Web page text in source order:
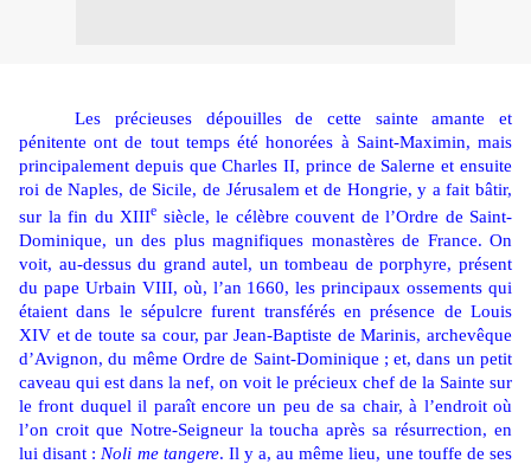
Les précieuses dépouilles de cette sainte amante et
pénitente ont de tout temps été honorées à Saint-Maximin, mais
principalement depuis que Charles II, prince de Salerne et ensuite
roi de Naples, de Sicile, de Jérusalem et de Hongrie, y a fait bâtir,
sur la fin du XIIIe siècle, le célèbre couvent de l’Ordre de Saint-
Dominique, un des plus magnifiques monastères de France. On
voit, au-dessus du grand autel, un tombeau de porphyre, présent
du pape Urbain VIII, où, l’an 1660, les principaux ossements qui
étaient dans le sépulcre furent transférés en présence de Louis
XIV et de toute sa cour, par Jean-Baptiste de Marinis, archevêque
d’Avignon, du même Ordre de Saint-Dominique ; et, dans un petit
caveau qui est dans la nef, on voit le précieux chef de la Sainte sur
le front duquel il paraît encore un peu de sa chair, à l’endroit où
l’on croit que Notre-Seigneur la toucha après sa résurrection, en
lui disant : Noli me tangere. Il y a, au même lieu, une touffe de ses